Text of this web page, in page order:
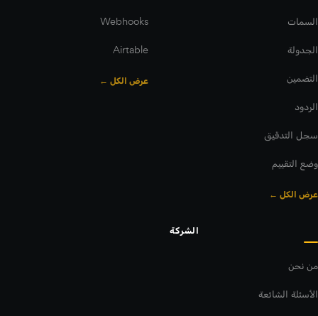
السمات
الجدولة
التضمين
الردود
سجل التدقيق
وضع التقييم
عرض الكل ←
Webhooks
Airtable
عرض الكل ←
الشركة
من نحن
الأسئلة الشائعة